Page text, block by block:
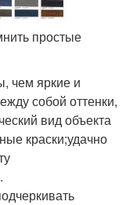
простые
чем яркие и
собой оттенки,
вид объекта
краски;удачно